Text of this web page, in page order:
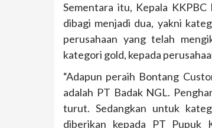
Sementara itu, Kepala
dibagi menjadi dua, yakni
perusahaan yang telah
kategori gold, kepada
“Adapun peraih Bontang
adalah PT Badak NGL.
turut. Sedangkan untuk
diberikan kepada PT Pupuk